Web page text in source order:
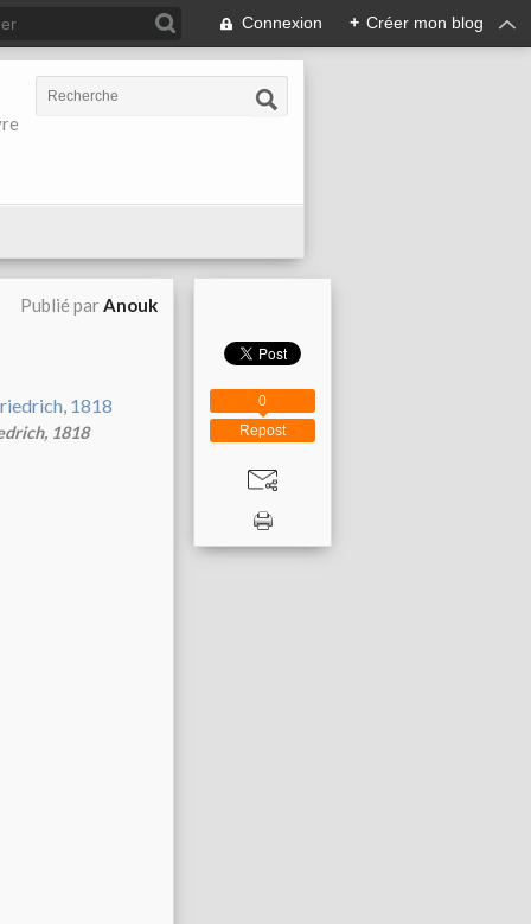
Connexion + Créer mon blog
Publié parAnouk
1818 Repost
0